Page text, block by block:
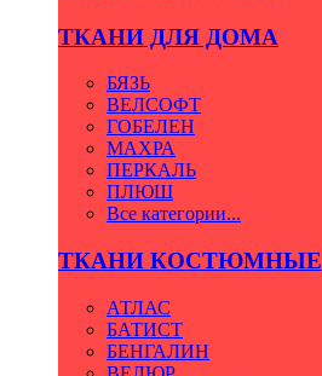
ТКАНИ ДЛЯ ДОМА
БЯЗЬ
ВЕЛСОФТ
ГОБЕЛЕН
МАХРА
ПЕРКАЛЬ
ПЛЮШ
Все категории...
ТКАНИ КОСТЮМНЫЕ
АТЛАС
БАТИСТ
БЕНГАЛИН